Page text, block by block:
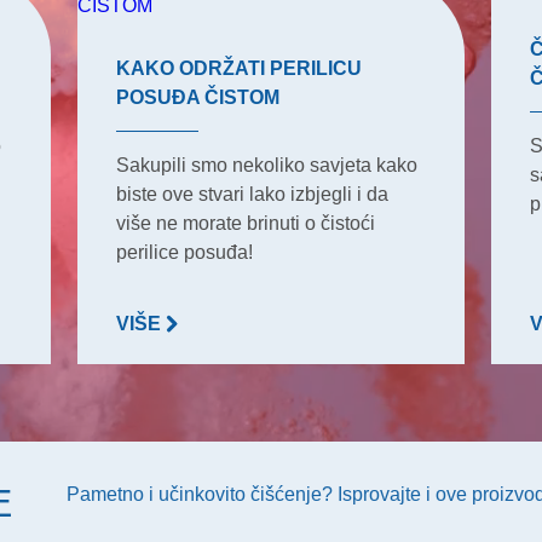
KAKO ODRŽATI PERILICU
POSUĐA ČISTOM
Sakupili smo nekoliko savjeta kako
biste ove stvari lako izbjegli i da
više ne morate brinuti o čistoći
perilice posuđa!
VIŠE
Pametno i učinkovito čišćenje? Isprovajte i ove